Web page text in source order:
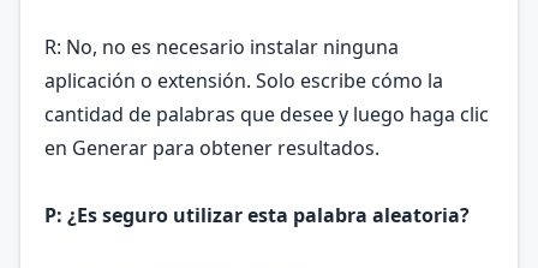
R: No, no es necesario instalar ninguna
aplicación o extensión. Solo escribe cómo la
cantidad de palabras que desee y luego haga clic
en Generar para obtener resultados.
P: ¿Es seguro utilizar esta palabra aleatoria?